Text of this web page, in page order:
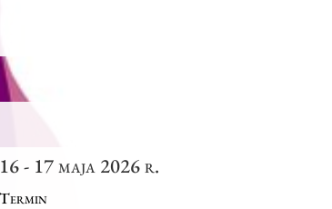
16 - 17 maja 2026 r.
Termin